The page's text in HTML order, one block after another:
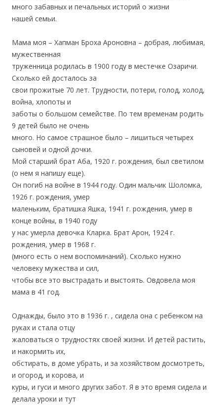
много забавных и печальных историй о жизни
нашей семьи.
Мама моя – Хапман Броха Ароновна – добрая, любимая,
мужественная
труженница родилась в 1900 году в местечке Озаричи.
Сколько ей досталось за
свои прожитые 70 лет. Трудности, потери, голод, холод,
война, хлопоты и
заботы о большом семействе. По тем временам родить
9 детей было не очень
много. Но самое страшное было – лишиться четырех
сыновей и одной дочки.
Мой старший брат Аба, 1920 г. рождения, был светилом
(о нем я напишу еще).
Он погиб на войне в 1944 году. Один мальчик Шоломка,
1926 г. рождения, умер
маленьким, братишка Яшка, 1941 г. рождения, умер в
конце войны, в 1940 году
у нас умерла девочка Кларка. Брат Арон, 1924 г.
рождения, умер в 1968 г.
(много есть о нем воспоминаний). Сколько нужно
человеку мужества и сил,
чтобы все это выстрадать и выстоять. Овдовела моя
мама в 41 год.
Однажды, было это в 1936 г. , сидела она с ребенком на
руках и стала отцу
жаловаться о трудностях своей жизни. И детей растить,
и накормить их,
обстирать, в доме убрать, и за хозяйством досмотреть,
и огород, и корова, и
куры, и гуси и много других забот. Я в это время сидела и
делала уроки и тут